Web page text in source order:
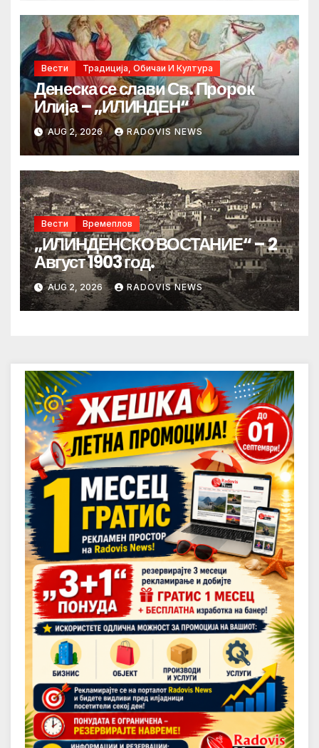
Вести Традиција, Обичаи И Култура
Денеска се слави Св. Пророк
Илија – „ИЛИНДЕН“
AUG 2, 2026 RADOVIS NEWS
Вести Времеплов
„ИЛИНДЕНСКО ВОСТАНИЕ“ – 2
Август 1903 год.
AUG 2, 2026 RADOVIS NEWS